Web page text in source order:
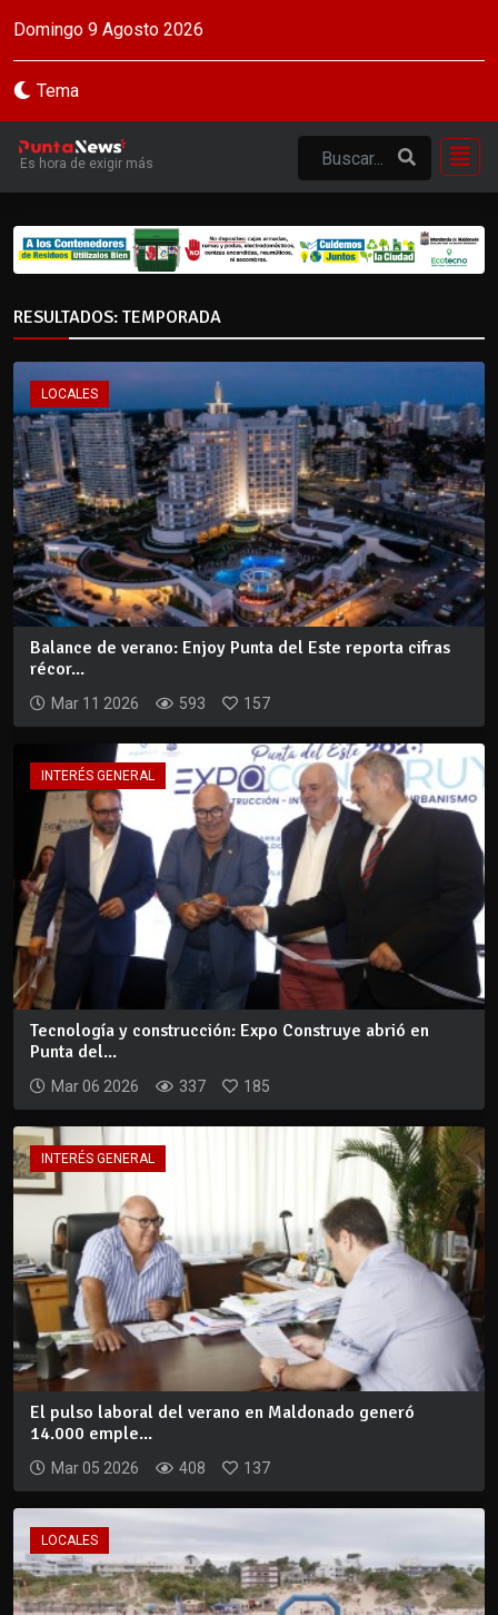
Domingo 9 Agosto 2026
Tema
Es hora de exigir más
RESULTADOS: TEMPORADA
LOCALES
Balance de verano: Enjoy Punta del Este reporta cifras
récor...
Mar 11 2026 593 157
INTERÉS GENERAL
Tecnología y construcción: Expo Construye abrió en
Punta del...
Mar 06 2026 337 185
INTERÉS GENERAL
El pulso laboral del verano en Maldonado generó
14.000 emple...
Mar 05 2026 408 137
LOCALES